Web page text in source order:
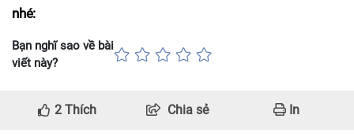
nhé:
Bạn nghĩ sao về bài
viết này?
2 Thích Chia sẻ In